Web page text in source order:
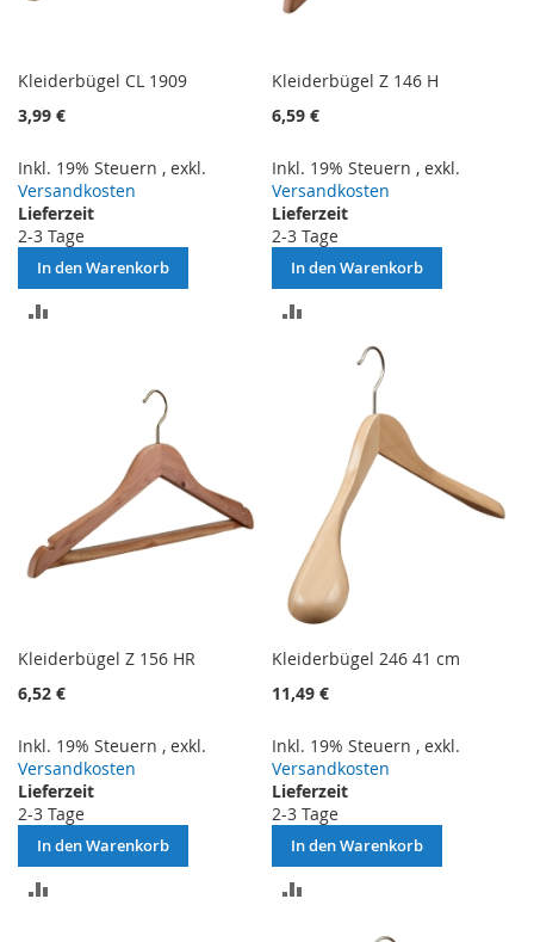
Kleiderbügel CL 1909
3,99 €
Inkl. 19% Steuern , exkl.
Versandkosten
Lieferzeit
2-3 Tage
In den Warenkorb
HINZUFÜGEN
Kleiderbügel Z 146 H
6,59 €
Inkl. 19% Steuern ,exkl.
Versandkosten
Lieferzeit
2-3 Tage
In den Warenkorb
VERGLEICHSLISTE
HINZUFÜGEN
Kleiderbügel Z 156 HR
6,52 €
Inkl. 19% Steuern , exkl.
Versandkosten
Lieferzeit
2-3 Tage
In den Warenkorb
Kleiderbügel 246 41 cm
11,49 €
Inkl. 19% Steuern ,exkl.
Versandkosten
Lieferzeit
2-3 Tage
In den Warenkorb